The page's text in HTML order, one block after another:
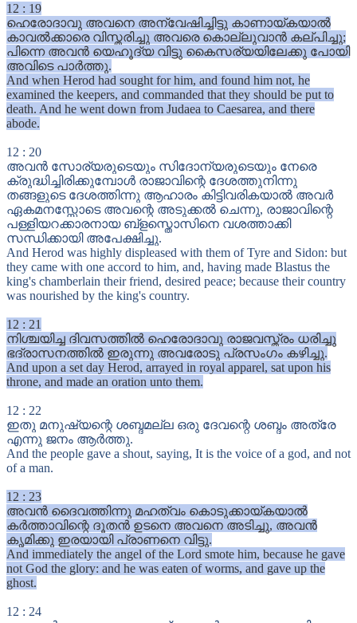
12 : 19
ഹെരോദാവു അവനെ അന്വേഷിച്ചിട്ടു കാണായ്കയാൽ
കാവൽക്കാരെ വിസ്തരിച്ചു അവരെ കൊല്ലുവാൻ കല്പിച്ചു;
പിന്നെ അവൻ യെഹൂദ്യ വിട്ടു കൈസര്യയിലേക്കു പോയി
അവിടെ പാർത്തു.
And when Herod had sought for him, and found him not, he
examined the keepers, and commanded that they should be put to
death. And he went down from Judaea to Caesarea, and there
abode.
12 : 20
അവൻ സോര്യരുടെയും സിദോന്യരുടെയും നേരെ
ക്രുദ്ധിച്ചിരിക്കുമ്പോൾ രാജാവിന്റെ ദേശത്തുനിന്നു
തങ്ങളുടെ ദേശത്തിന്നു ആഹാരം കിട്ടിവരികയാൽ അവർ
ഏകമനസ്സോടെ അവന്റെ അടുക്കൽ ചെന്നു, രാജാവിന്റെ
പള്ളിയറക്കാരനായ ബ്ളസ്തൊസിനെ വശത്താക്കി
സന്ധിക്കായി അപേക്ഷിച്ചു.
And Herod was highly displeased with them of Tyre and Sidon: but
they came with one accord to him, and, having made Blastus the
king's chamberlain their friend, desired peace; because their country
was nourished by the king's country.
12 : 21
നിശ്ചയിച്ച ദിവസത്തിൽ ഹെരോദാവു രാജവസ്ത്രം ധരിച്ചു
ഭദ്രാസനത്തിൽ ഇരുന്നു അവരോടു പ്രസംഗം കഴിച്ചു.
And upon a set day Herod, arrayed in royal apparel, sat upon his
throne, and made an oration unto them.
12 : 22
ഇതു മനുഷ്യന്റെ ശബ്ദമല്ല ഒരു ദേവന്റെ ശബ്ദം അത്രേ
എന്നു ജനം ആർത്തു.
And the people gave a shout, saying, It is the voice of a god, and not
of a man.
12 : 23
അവൻ ദൈവത്തിന്നു മഹത്വം കൊടുക്കായ്കയാൽ
കർത്താവിന്റെ ദൂതൻ ഉടനെ അവനെ അടിച്ചു, അവൻ
കൃമിക്കു ഇരയായി പ്രാണനെ വിട്ടു.
And immediately the angel of the Lord smote him, because he gave
not God the glory: and he was eaten of worms, and gave up the
ghost.
12 : 24